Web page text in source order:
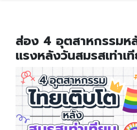
ส่อง 4 อุตสาหกรรมห
แรงหลังวันสมรสเท่าเ